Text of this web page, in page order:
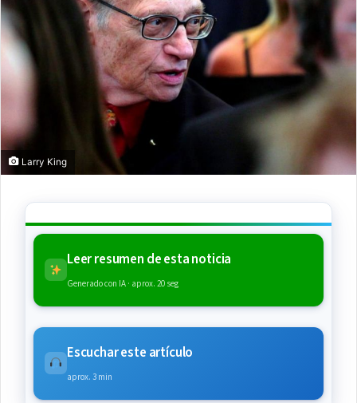
Larry King
Leer resumen de esta noticia
Generado con IA · aprox. 20 seg
Escuchar este artículo
aprox. 3 min